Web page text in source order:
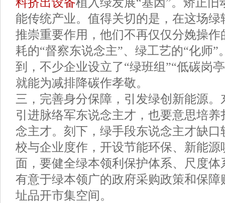
能传统产业。值得关切的是，在这场
推崇重要作用，他们不再仅仅分娩操
耗的“督察东说念主”、绿工艺的“化师”
到，不少企业设立了“绿班组”“低碳岗
就能为减排降碳作孝敬。
三，完善身分保障，引发绿创新能源
引进脉络军东说念主才，也要意思培
念主才。刻下，绿手段东说念主才缺
校与企业度作，开设节能环保、新能
面，要健全绿本领利保护体系、尺度
有意于绿本领广的政府采购政策和保
址品开市集空间。